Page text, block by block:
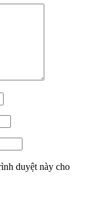
duyệt này cho